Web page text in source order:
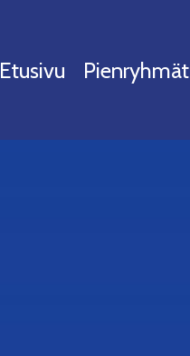
Etusivu Pienryhmät